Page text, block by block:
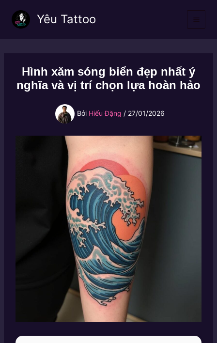
Yêu Tattoo
Hình xăm sóng biển đẹp nhất ý
nghĩa và vị trí chọn lựa hoàn hảo
Bởi Hiếu Đặng / 27/01/2026